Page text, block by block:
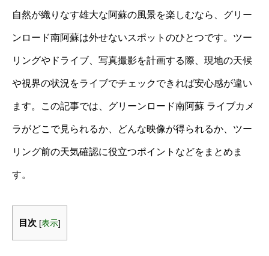
自然が織りなす雄大な阿蘇の風景を楽しむなら、グリー
ンロード南阿蘇は外せないスポットのひとつです。ツー
リングやドライブ、写真撮影を計画する際、現地の天候
や視界の状況をライブでチェックできれば安心感が違い
ます。この記事では、グリーンロード南阿蘇 ライブカメ
ラがどこで見られるか、どんな映像が得られるか、ツー
リング前の天気確認に役立つポイントなどをまとめま
す。
目次 [表示]